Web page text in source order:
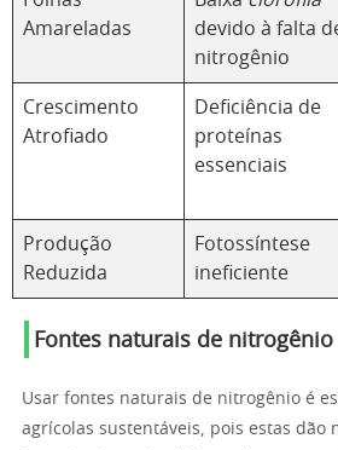
Amareladas
devido à falta
nitrogênio
Crescimento
Atrofiado
Deficiência de
proteínas
essenciais
Produção
Reduzida
Fotossíntese
ineficiente
Fontes naturais de nitrogênio
Usar fontes naturais de nitrogênio é
agrícolas sustentáveis, pois estas dão